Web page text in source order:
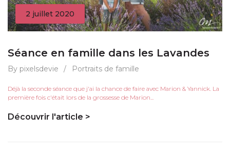
2 juillet 2020
Séance en famille dans les Lavandes
By pixelsdevie / Portraits de famille
Déjà la seconde séance que j'ai la chance de faire avec Marion & Yannick. La
première fois c'était lors de la grossesse de Marion...
Découvrir l'article >